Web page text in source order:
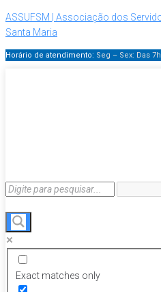
ASSUFSM | Associação dos
Santa Maria
Horário de atendimento: Seg – Sex: Das
Exact matches only